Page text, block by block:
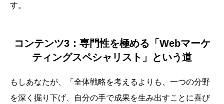
す。
コンテンツ3：専門性を極める「Webマーケ
ティングスペシャリスト」という道
もしあなたが、「全体戦略を考えるよりも、一つの分野
を深く掘り下げ、自分の手で成果を生み出すことに喜び